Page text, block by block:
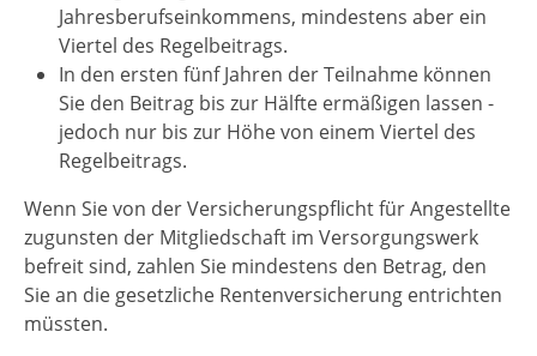
Jahresberufseinkommens, mindestens aber ein
Viertel des Regelbeitrags.
In den ersten fünf Jahren der Teilnahme können
Sie den Beitrag bis zur Hälfte ermäßigen lassen -
jedoch nur bis zur Höhe von einem Viertel des
Regelbeitrags.
Wenn Sie von der Versicherungspflicht für Angestellte
zugunsten der Mitgliedschaft im Versorgungswerk
befreit sind, zahlen Sie mindestens den Betrag, den
Sie an die gesetzliche Rentenversicherung entrichten
müssten.